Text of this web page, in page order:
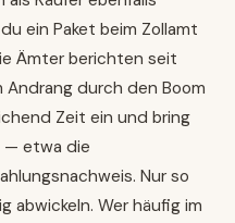
ein Paket beim Zollamt
Ämter berichten seit
durch den Boom
Zeit ein und bring
— etwa die
Nur so
abwickeln. Wer häufig im